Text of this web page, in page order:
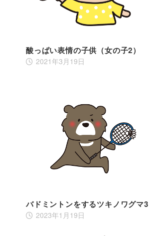
酸っぱい表情の子供（女の子2）
2021年3月19日
バドミントンをするツキノワグマ3
2023年1月19日